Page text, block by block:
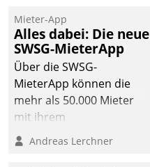
Mieter-App
Alles dabei: Die neue
SWSG-MieterApp
Über die SWSG-
MieterApp können die
mehr als 50.000 Mieter
mit ihrem
Wohnungsunternehmen
kommunizieren, auf dem
Andreas Lerchner